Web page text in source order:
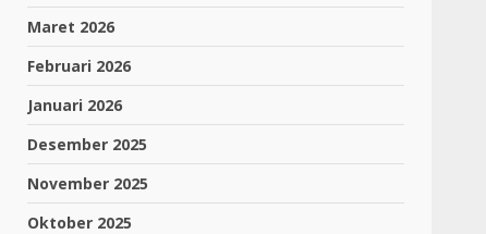
Maret 2026
Februari 2026
Januari 2026
Desember 2025
November 2025
Oktober 2025